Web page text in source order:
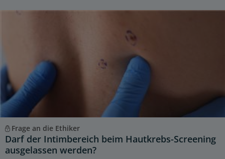
Frage an die Ethiker
Darf der Intimbereich beim Hautkrebs-Screening
ausgelassen werden?